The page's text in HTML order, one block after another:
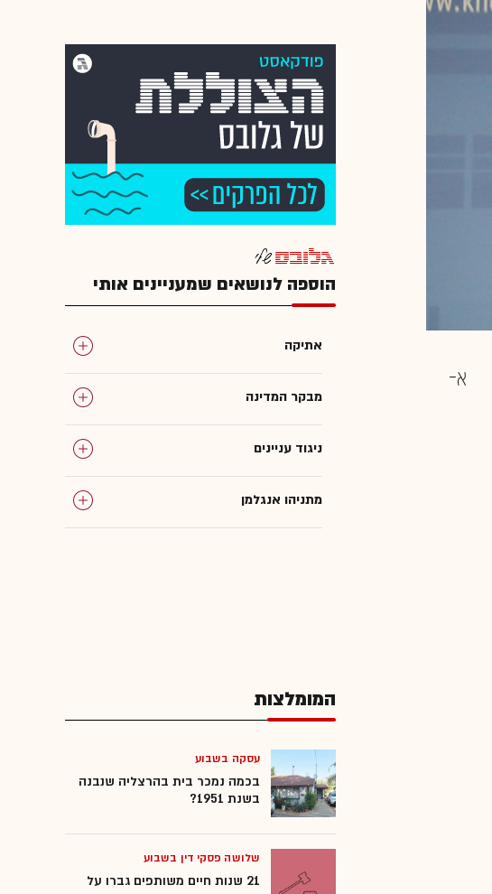
הוספה לנושאים שמעניינים אותי
אתיקה
מבקר המדינה
ניגוד עניינים
מתניהו אנגלמן
המומלצות
עסקה בשבוע
בכמה נמכר בית בהרצליה שנבנה
בשנת 1951?
שלושה פסקי דין בשבוע
21 שנות חיים משותפים גברו על